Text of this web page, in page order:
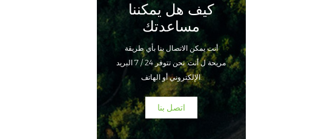
كيف هل يمكننا
مساعدتك
أنت يمكن الاتصال بنا بأي طريقة
مريحة ل أنت. نحن تتوفر 24 / 7 البريد
الإلكتروني أو الهاتف.
اتصل بنا